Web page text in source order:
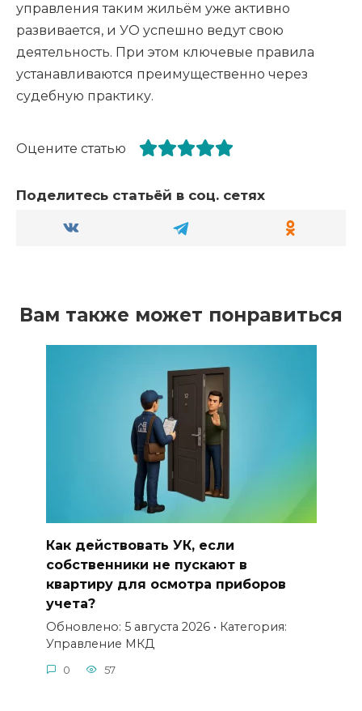
управления таким жильём уже активно
развивается, и УО успешно ведут свою
деятельность. При этом ключевые правила
устанавливаются преимущественно через
судебную практику.
Оцените статью
Поделитесь статьёй в соц. сетях
Вам также может понравиться
Как действовать УК, если
собственники не пускают в
квартиру для осмотра приборов
учета?
Обновлено: 5 августа 2026 • Категория:
Управление МКД
0 57